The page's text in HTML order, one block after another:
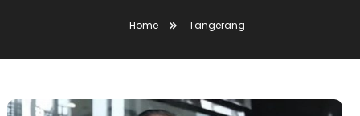
Home Tangerang